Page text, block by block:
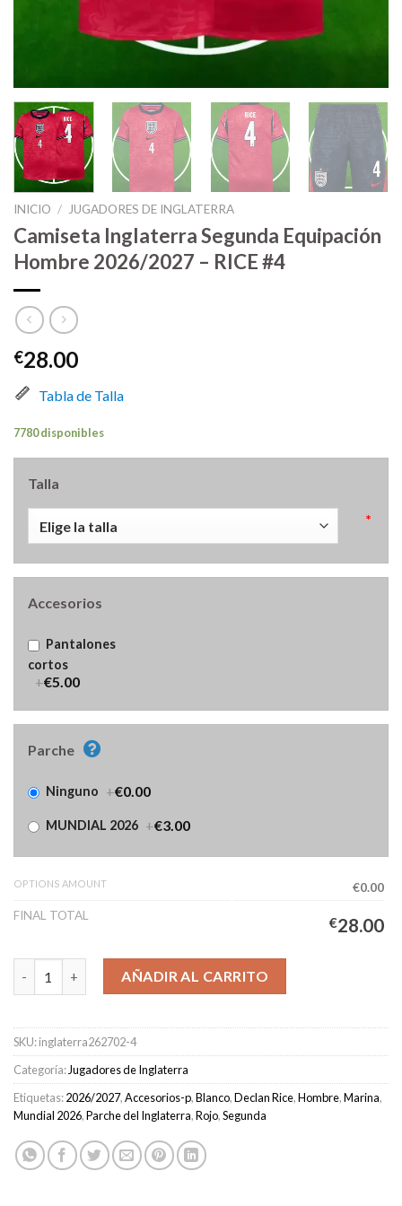
INICIO / JUGADORES DE INGLATERRA
Camiseta Inglaterra Segunda Equipación
Hombre 2026/2027 – RICE #4
€28.00
Tabla de Talla
7780 disponibles
Talla
*
Accesorios
Pantalones
cortos
+€5.00
Parche
Ninguno +€0.00
MUNDIAL 2026 +€3.00
OPTIONS AMOUNT
€0.00
FINAL TOTAL
€28.00
Camiseta Inglaterra Segunda Equipación Hombre 2026/2027 -
AÑADIR AL CARRITO
SKU:inglaterra262702-4
Categoría:Jugadores de Inglaterra
Etiquetas:2026/2027,Accesorios-p,Blanco,Declan Rice,Hombre,Marina,
Mundial 2026,Parche del Inglaterra,Rojo,Segunda